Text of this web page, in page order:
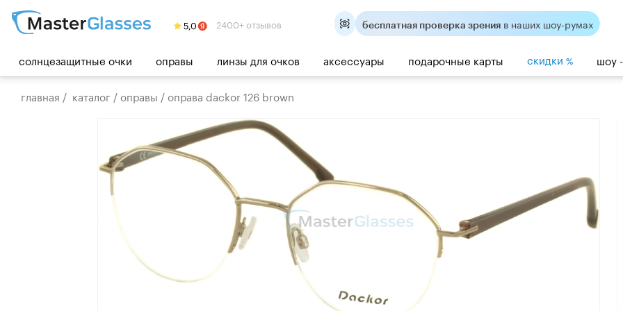
2400+ отзывов бесплатная проверка зрения в наших шоу-румах
солнцезащитные очки оправы линзы для очков аксессуары подарочные карты скидки % шоу
главная / каталог /оправы /оправа dackor 126 brown